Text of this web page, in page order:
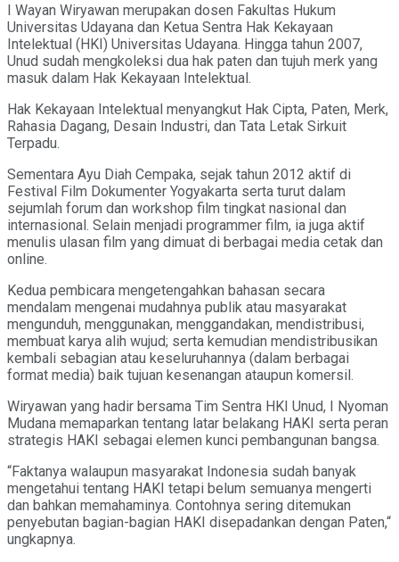
I Wayan Wiryawan merupakan dosen Fakultas Hukum
Universitas Udayana dan Ketua Sentra Hak Kekayaan
Intelektual (HKI) Universitas Udayana. Hingga tahun 2007,
Unud sudah mengkoleksi dua hak paten dan tujuh merk yang
masuk dalam Hak Kekayaan Intelektual.
Hak Kekayaan Intelektual menyangkut Hak Cipta, Paten, Merk,
Rahasia Dagang, Desain Industri, dan Tata Letak Sirkuit
Terpadu.
Sementara Ayu Diah Cempaka, sejak tahun 2012 aktif di
Festival Film Dokumenter Yogyakarta serta turut dalam
sejumlah forum dan workshop film tingkat nasional dan
internasional. Selain menjadi programmer film, ia juga aktif
menulis ulasan film yang dimuat di berbagai media cetak dan
online.
Kedua pembicara mengetengahkan bahasan secara
mendalam mengenai mudahnya publik atau masyarakat
mengunduh, menggunakan, menggandakan, mendistribusi,
membuat karya alih wujud; serta kemudian mendistribusikan
kembali sebagian atau keseluruhannya (dalam berbagai
format media) baik tujuan kesenangan ataupun komersil.
Wiryawan yang hadir bersama Tim Sentra HKI Unud, I Nyoman
Mudana memaparkan tentang latar belakang HAKI serta peran
strategis HAKI sebagai elemen kunci pembangunan bangsa.
“Faktanya walaupun masyarakat Indonesia sudah banyak
mengetahui tentang HAKI tetapi belum semuanya mengerti
dan bahkan memahaminya. Contohnya sering ditemukan
penyebutan bagian-bagian HAKI disepadankan dengan Paten,“
ungkapnya.